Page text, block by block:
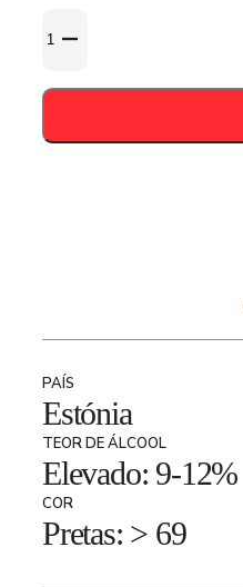
de
Porter
Day
Cellar
Series)
33cl
-
10,5%
PAÍS
Estónia
TEOR DE ÁLCOOL
Elevado: 9-12%
COR
Pretas: > 69